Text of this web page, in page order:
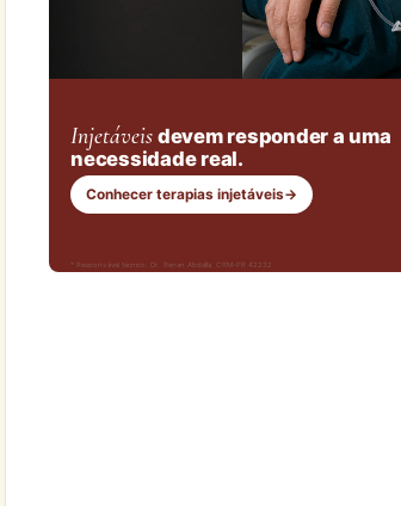
Injetáveis devem responder a uma
necessidade real.
Conhecer terapias injetáveis→
* Responsável técnico: Dr. Renan Abdalla, CRM-PR 42232